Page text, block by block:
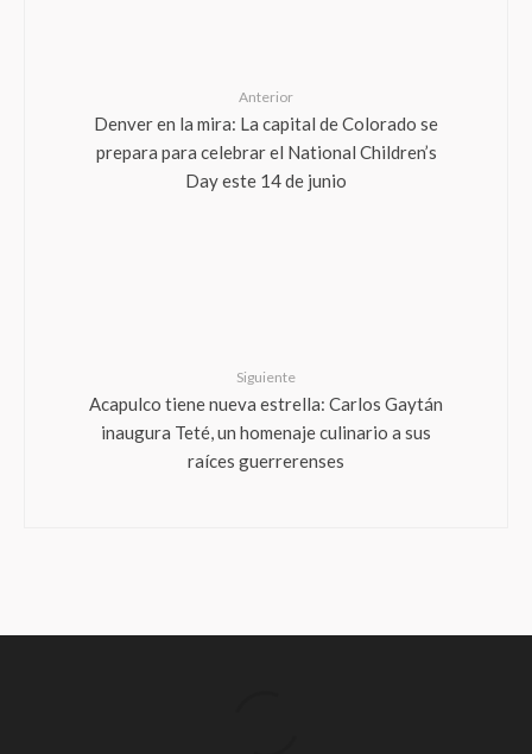
Anterior
Denver en la mira: La capital de Colorado se
prepara para celebrar el National Children’s
Day este 14 de junio
Siguiente
Acapulco tiene nueva estrella: Carlos Gaytán
inaugura Teté, un homenaje culinario a sus
raíces guerrerenses